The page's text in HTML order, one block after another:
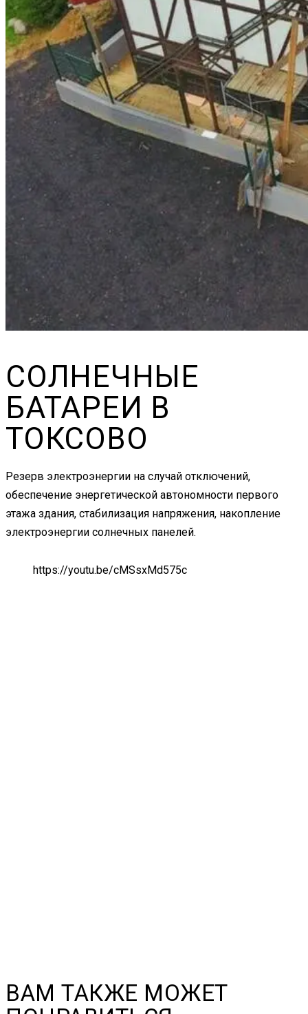
СОЛНЕЧНЫЕ
БАТАРЕИ В
ТОКСОВО
Резерв электроэнергии на случай отключений,
обеспечение энергетической автономности первого
этажа здания, стабилизация напряжения, накопление
электроэнергии солнечных панелей.
https://youtu.be/cMSsxMd575c
ВАМ ТАКЖЕ МОЖЕТ